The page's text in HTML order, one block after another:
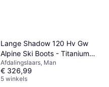
Lange Shadow 120 Hv Gw
Alpine Ski Boots - Titanium
Black
Afdalingslaars, Man
€ 326,99
5 winkels